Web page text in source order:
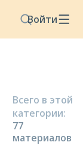
Войти
Всего в этой
категории:
77
материалов